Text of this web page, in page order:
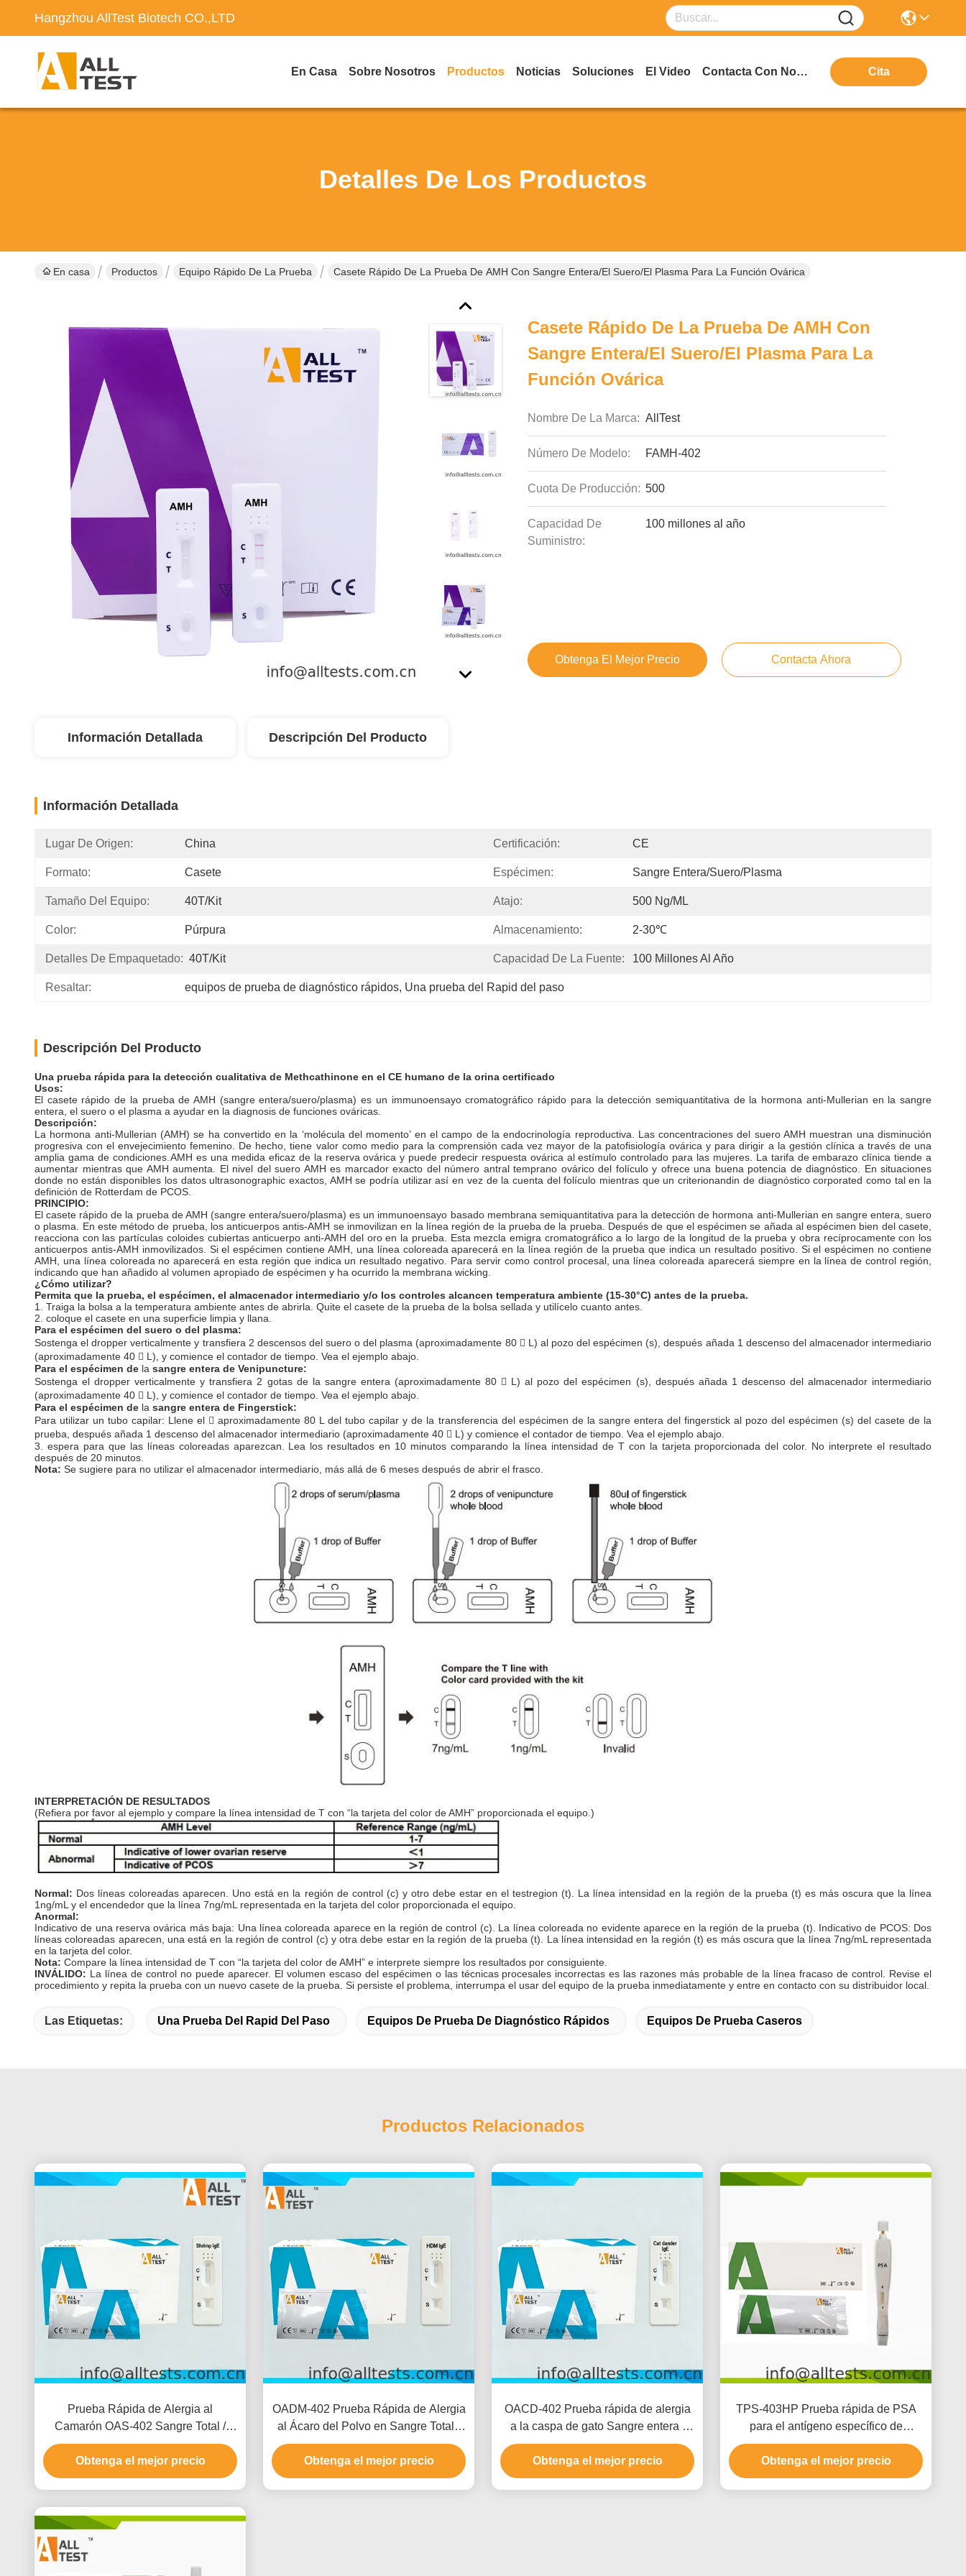
Hangzhou AllTest Biotech CO.,LTD
En Casa Sobre Nosotros Productos Noticias Soluciones El Video Contacta Con Nosotros Cita
Detalles De Los Productos
En casa Productos Equipo Rápido De La Prueba Casete Rápido De La Prueba De AMH Con Sangre Entera/el Suero/el Plasma Para La Función Ovárica
Casete Rápido De La Prueba De AMH Con
Sangre Entera/el Suero/el Plasma Para La
Función Ovárica
Nombre De La Marca: AllTest
Número De Modelo: FAMH-402
Cuota De Producción: 500
Capacidad De
Suministro:
100 millones al año
Obtenga El Mejor Precio Contacta Ahora
Información Detallada Descripción Del Producto
Información Detallada
Lugar De Origen: China Certificación: CE
Formato: Casete Espécimen: Sangre Entera/suero/plasma
Tamaño Del Equipo: 40T/Kit Atajo: 500 Ng/mL
Color: Púrpura Almacenamiento: 2-30℃
Detalles De Empaquetado: 40T/Kit Capacidad De La Fuente: 100 Millones Al Año
Resaltar: equipos de prueba de diagnóstico rápidos, Una prueba del Rapid del paso
Descripción Del Producto
Una prueba rápida para la detección cualitativa de Methcathinone en el CE humano de la orina certificado
Usos:
El casete rápido de la prueba de AMH (sangre entera/suero/plasma) es un immunoensayo cromatográfico rápido para la detección semiquantitativa de la hormona anti-Mullerian en la sangre
entera, el suero o el plasma a ayudar en la diagnosis de funciones ováricas.
Descripción:
La hormona anti-Mullerian (AMH) se ha convertido en la ‘molécula del momento’ en el campo de la endocrinología reproductiva. Las concentraciones del suero AMH muestran una disminución
progresiva con el envejecimiento femenino. De hecho, tiene valor como medio para la comprensión cada vez mayor de la patofisiología ovárica y para dirigir a la gestión clínica a través de una
amplia gama de condiciones. AMH es una medida eficaz de la reserva ovárica y puede predecir respuesta ovárica al estímulo controlado para las mujeres. La tarifa de embarazo clínica tiende a
aumentar mientras que AMH aumenta. El nivel del suero AMH es marcador exacto del número antral temprano ovárico del folículo y ofrece una buena potencia de diagnóstico. En situaciones
donde no están disponibles los datos ultrasonographic exactos, AMH se podría utilizar así en vez de la cuenta del folículo mientras que un criterionandin de diagnóstico corporated como tal en la
definición de Rotterdam de PCOS.
PRINCIPIO:
El casete rápido de la prueba de AMH (sangre entera/suero/plasma) es un immunoensayo basado membrana semiquantitativa para la detección de hormona anti-Mullerian en sangre entera, suero
o plasma. En este método de prueba, los anticuerpos antis-AMH se inmovilizan en la línea región de la prueba de la prueba. Después de que el espécimen se añada al espécimen bien del casete,
reacciona con las partículas coloides cubiertas anticuerpo anti-AMH del oro en la prueba. Esta mezcla emigra cromatográfico a lo largo de la longitud de la prueba y obra recíprocamente con los
anticuerpos antis-AMH inmovilizados. Si el espécimen contiene AMH, una línea coloreada aparecerá en la línea región de la prueba que indica un resultado positivo. Si el espécimen no contiene
AMH, una línea coloreada no aparecerá en esta región que indica un resultado negativo. Para servir como control procesal, una línea coloreada aparecerá siempre en la línea de control región,
indicando que han añadido al volumen apropiado de espécimen y ha ocurrido la membrana wicking.
¿Cómo utilizar?
Permita que la prueba, el espécimen, el almacenador intermediario y/o los controles alcancen temperatura ambiente (15-30°C) antes de la prueba.
1. Traiga la bolsa a la temperatura ambiente antes de abrirla. Quite el casete de la prueba de la bolsa sellada y utilícelo cuanto antes.
2. coloque el casete en una superficie limpia y llana.
Para el espécimen del suero o del plasma:
Sostenga el dropper verticalmente y transfiera 2 descensos del suero o del plasma (aproximadamente 80  L) al pozo del espécimen (s), después añada 1 descenso del almacenador intermediario
(aproximadamente 40  L), y comience el contador de tiempo. Vea el ejemplo abajo.
Para el espécimen de la sangre entera de Venipuncture:
Sostenga el dropper verticalmente y transfiera 2 gotas dela sangre entera (aproximadamente 80  L) al pozo del espécimen (s), después añada 1 descenso del almacenador intermediario
(aproximadamente 40  L), y comience el contador de tiempo. Vea el ejemplo abajo.
Para el espécimen de la sangre entera de Fingerstick:
Para utilizar un tubo capilar: Llene el  aproximadamente 80 L del tubo capilar y de la transferencia del espécimen dela sangre entera del fingerstick al pozo del espécimen (s) del casete de la
prueba, después añada 1 descenso del almacenador intermediario (aproximadamente 40  L) y comience el contador de tiempo. Vea el ejemplo abajo.
3. espera para que las líneas coloreadas aparezcan.
Lea los resultados en 10 minutos comparando la línea intensidad de T con la tarjeta proporcionada del color.
No interprete el resultado
después de 20 minutos.
Nota: Se sugiere para no utilizar el almacenador intermediario, más allá de 6 meses después de abrir el frasco.
INTERPRETACIÓN DE RESULTADOS
(Refiera por favor al ejemplo y compare la línea intensidad de T con “la tarjeta del color de AMH” proporcionada el equipo.)
Normal: Dos líneas coloreadas aparecen. Uno está en la región de control (c) y otro debe estar en el testregion (t).
La línea intensidad en la región de la prueba (t) es más oscura que la línea
1ng/mL y el encendedor que la línea 7ng/mL representada en la tarjeta del color proporcionada el equipo.
Anormal:
Indicativo de una reserva ovárica más baja: Una línea coloreada aparece en la región de control (c). La línea coloreada no evidente aparece en la región de la prueba (t). Indicativo de PCOS: Dos
líneas coloreadas aparecen,
una está en la región de control (c) y otra debe estar en la región dela prueba (t).
La línea intensidad en la región (t) es más oscura que la línea 7ng/mL representada
en la tarjeta del color.
Nota: Compare la línea intensidad de T con “la tarjeta del color de AMH” e interprete siempre los resultados por consiguiente.
INVÁLIDO: La línea de control no puede aparecer. El volumen escaso del espécimen o las técnicas procesales incorrectas es las razones más probable de la línea fracaso de control. Revise el
procedimiento y repita la prueba con un nuevo casete de la prueba. Si persiste el problema, interrumpa el usar del equipo de la prueba inmediatamente y entre en contacto con su distribuidor local.
Las Etiquetas: Una Prueba Del Rapid Del Paso Equipos De Prueba De Diagnóstico Rápidos Equipos De Prueba Caseros
Productos Relacionados
Prueba Rápida de Alergia al
Camarón OAS-402 Sangre Total /
Suero / Plasma
Obtenga el mejor precio
OADM-402 Prueba Rápida de Alergia
al Ácaro del Polvo en Sangre Total /
Suero / Plasma
Obtenga el mejor precio
OACD-402 Prueba rápida de alergia
a la caspa de gato Sangre entera /
suero / plasma
Obtenga el mejor precio
TPS-403HP Prueba rápida de PSA
para el antígeno específico de
próstata
Obtenga el mejor precio